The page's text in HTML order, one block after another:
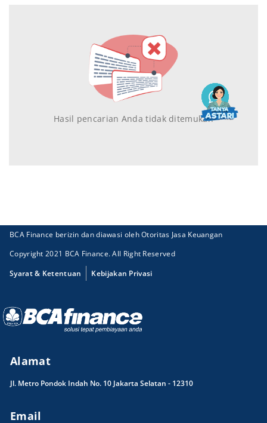
Hasil pencarian Anda tidak ditemukan
BCA Finance berizin dan diawasi oleh Otoritas Jasa Keuangan
Copyright 2021 BCA Finance. All Right Reserved
Syarat & Ketentuan
Kebijakan Privasi
Alamat
Jl. Metro Pondok Indah No. 10 Jakarta Selatan - 12310
Email